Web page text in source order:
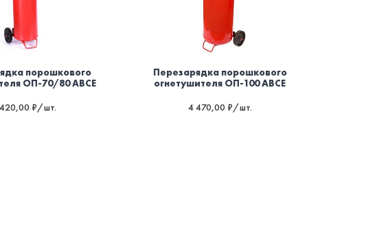
порошкового
ОП-70/80 ABCE
₽/шт.
Перезарядка порошкового
огнетушителя ОП-100 ABCE
4 470,00 ₽/шт.